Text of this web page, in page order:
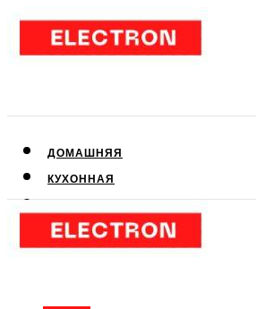
ДОМАШНЯЯ
КУХОННАЯ
КЛИМАТИЧЕСКАЯ